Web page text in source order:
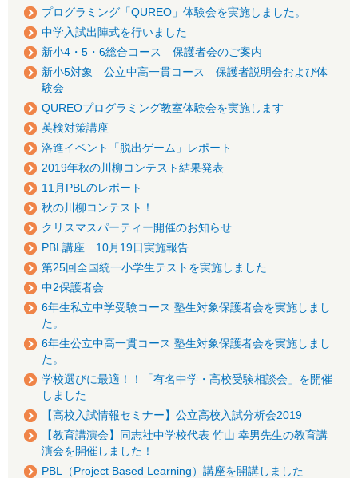
プログラミング「QUREO」体験会を実施しました。
中学入試出陣式を行いました
新小4・5・6総合コース 保護者会のご案内
新小5対象 公立中高一貫コース 保護者説明会および体
験会
QUREOプログラミング教室体験会を実施します
英検対策講座
洛進イベント「脱出ゲーム」レポート
2019年秋の川柳コンテスト結果発表
11月PBLのレポート
秋の川柳コンテスト！
クリスマスパーティー開催のお知らせ
PBL講座 10月19日実施報告
第25回全国統一小学生テストを実施しました
中2保護者会
6年生私立中学受験コース 塾生対象保護者会を実施しまし
た。
6年生公立中高一貫コース 塾生対象保護者会を実施しまし
た。
学校選びに最適！！「有名中学・高校受験相談会」を開催
しました
【高校入試情報セミナー】公立高校入試分析会2019
【教育講演会】同志社中学校代表 竹山 幸男先生の教育講
演会を開催しました！
PBL（Project Based Learning）講座を開講しました